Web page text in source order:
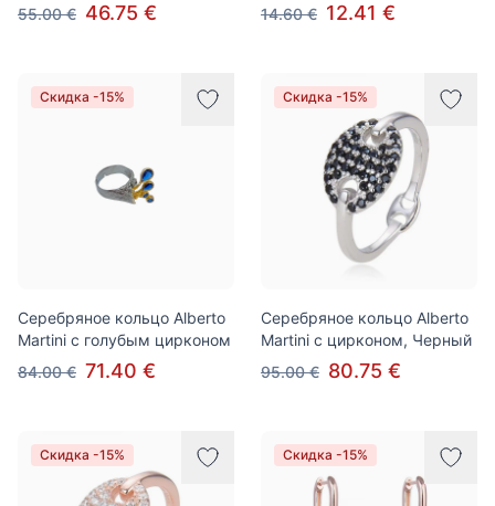
55.00 € 46.75 €
14.60 € 12.41 €
Скидка -15%
Серебряное кольцо Alberto
Martini с голубым цирконом
84.00 € 71.40 €
Скидка -15%
Серебряное кольцо Alberto
Martini с цирконом, Черный
95.00 € 80.75 €
Скидка -15% Скидка -15%